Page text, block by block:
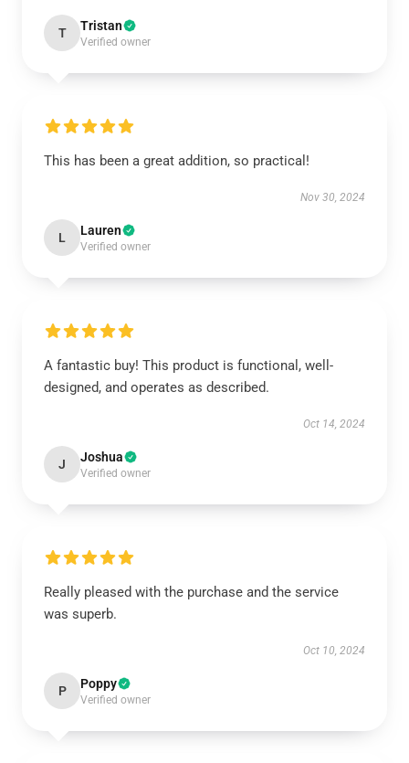
T Tristan
Verified owner
This has been a great addition, so practical!
Nov 30, 2024
L Lauren
Verified owner
A fantastic buy! This product is functional, well-
designed, and operates as described.
Oct 14, 2024
J Joshua
Verified owner
Really pleased with the purchase and the service
was superb.
Oct 10, 2024
P Poppy
Verified owner